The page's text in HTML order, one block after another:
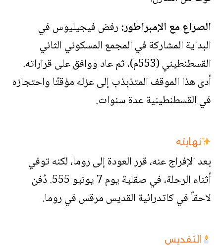
الصراع مع الإمبراطور:رفض فيجيليوس في
البداية المشاركة في المجمع المسكوني الثاني
القسطنطيني (553م)، ثم عاد ووافق على قراراته.
أدى هذا الموقف المتذبذب إلى عزله مؤقتًا واحتجازه
في القسطنطينية عدة سنوات.
نهايته
بعد الإفراج عنه، قرر العودة إلى روما، لكنه توفي
أثناء الرحلة، في صقلية يوم 7 يونيو 555. دُفن
لاحقاً في كاتدرائية القديس مرقس في روما.
التقديس